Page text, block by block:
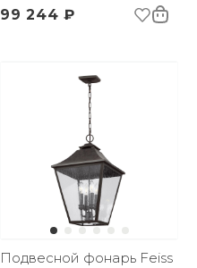
99 244 ₽
Подвесной фонарь Feiss